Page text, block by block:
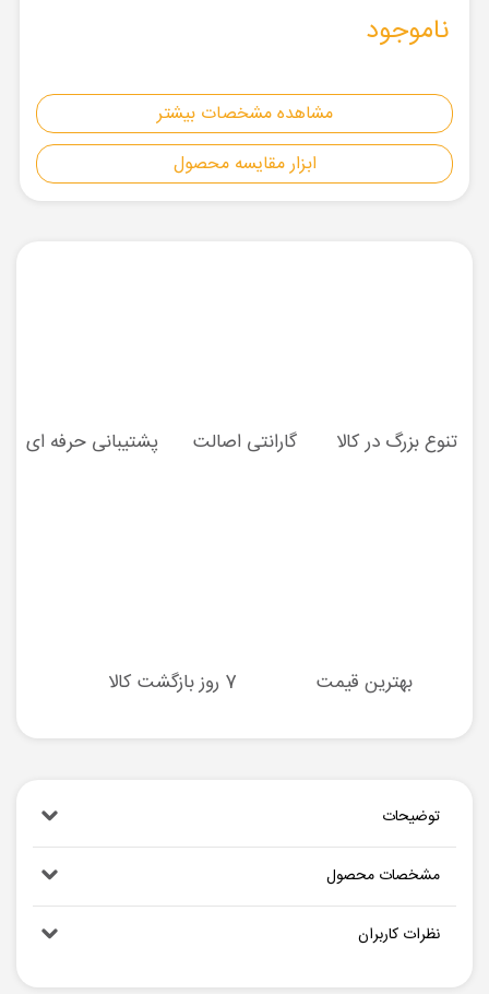
مشاهده مشخصات بیشتر
ابزار مقایسه محصول
ناموجود
تنوع بزرگ در کالا گارانتی اصالت پشتیبانی حرفه ای
بهترین قیمت 7 روز بازگشت کالا
توضیحات
مشخصات محصول
نظرات کاربران